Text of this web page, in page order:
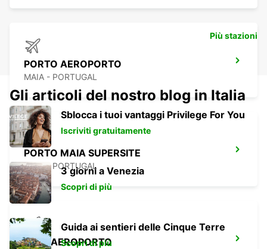
PORTO AEROPORTO
MAIA - PORTUGAL
PORTO MAIA SUPERSITE
MAIA - PORTUGAL
VIGO AEROPORTO
Più stazioni
Gli articoli del nostro blog in Italia
Sblocca i tuoi vantaggi Privilege For You
Iscriviti gratuitamente
3 giorni a Venezia
Scopri di più
Guida ai sentieri delle Cinque Terre
Scopri di più